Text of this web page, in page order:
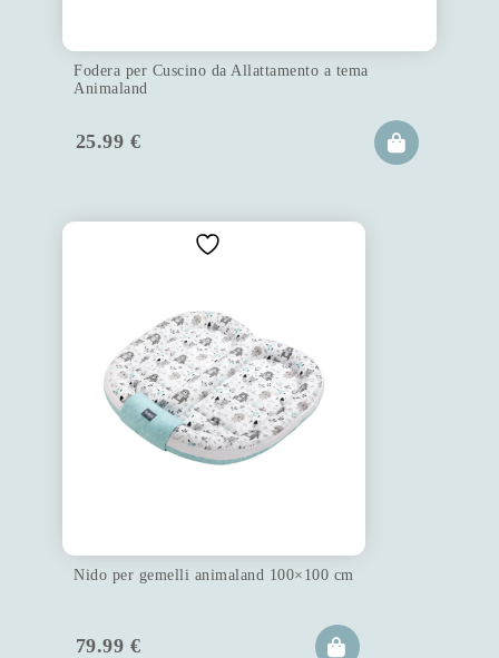
Fodera per Cuscino da Allattamento a tema
Animaland
25.99 €
Nido per gemelli animaland 100×100 cm
79.99 €